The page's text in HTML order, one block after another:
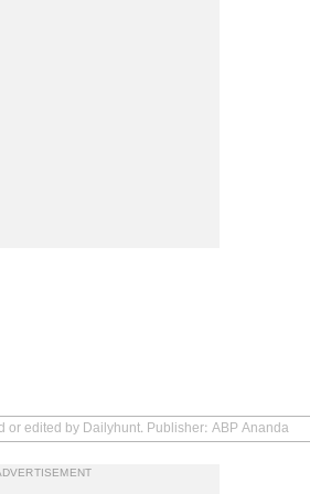
or edited by Dailyhunt. Publisher: ABP Ananda